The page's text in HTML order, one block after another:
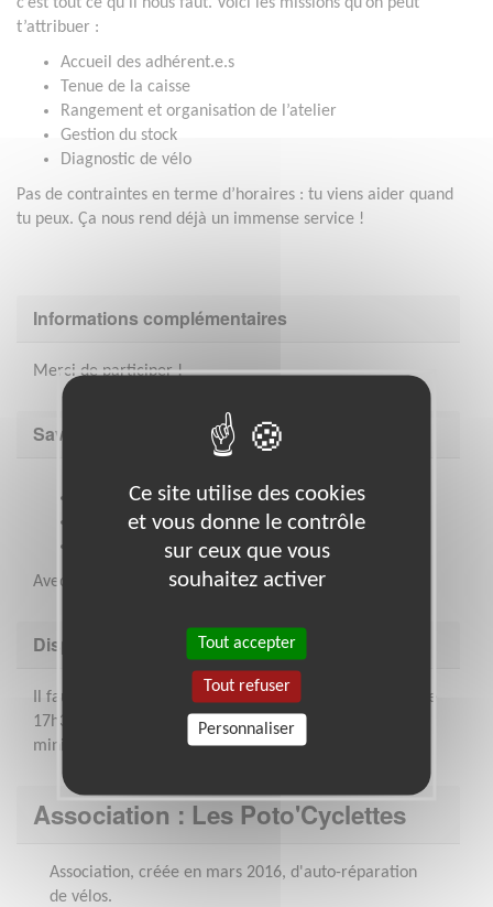
t’attribuer :
Accueil des adhérent.e.s
Tenue de la caisse
Rangement et organisation de l’atelier
Gestion du stock
Diagnostic de vélo
Pas de contraintes en terme d’horaires : tu viens aider quand
tu peux. Ça nous rend déjà un immense service !
Informations complémentaires
Merci de participer !
Savoir être & compétences
Bonne humeur
Volonté
Avec ces 3 éléments, on accompli des merveilles !
Disponibilité demandée
Il faut être disponible de temps en temps le mercredi de
17h30 à 19h30. Nous n'imposons pas de participation
minimum !
Association : Les Poto'Cyclettes
Association, créée en mars 2016, d'auto-réparation
de vélos.
Ce site utilise des cookies
et vous donne le contrôle
sur ceux que vous
souhaitez activer
Tout accepter
Tout refuser
Personnaliser